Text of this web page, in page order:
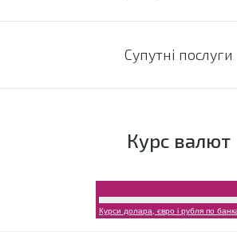
Супутні послуги
Курс валют
Курси долара, євро і рубля по